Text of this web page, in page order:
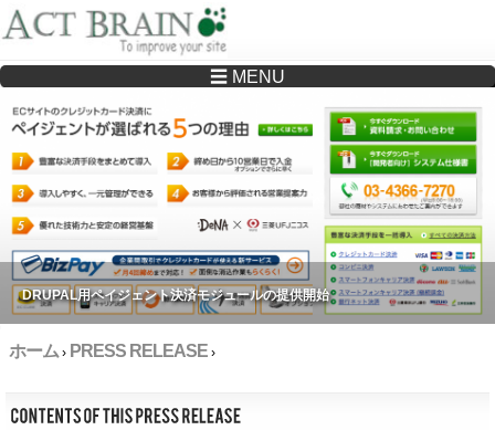
Drupalサイトの制作・保守をどこに頼んでいいか分からない方へ…まずはご相談く
☰ MENU
DRUPAL用ペイジェント決済モジュールの提供開始
ホーム› PRESS RELEASE ›